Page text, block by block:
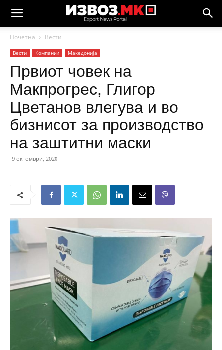
Почетна Вести
Вести Компании Македонија
Првиот човек на
Макпрогрес, Глигор
Цветанов влегува и во
бизнисот за производство
на заштитни маски
9 октомври, 2020